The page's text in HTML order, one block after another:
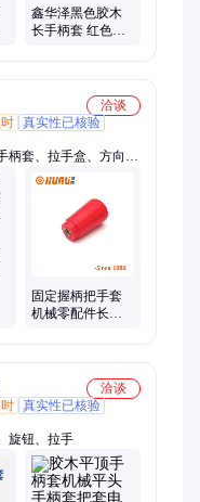
鑫华泽黑色胶木
长手柄套 红色电
洽谈
真实性已核验
柄套、拉手盒、方向
机床门、计数器、工业
柜门锁、铸铁手轮、梅
、直纹把手、转动捏
固定握柄把手套
机械零配件长手
洽谈
真实性已核验
旋钮、拉手